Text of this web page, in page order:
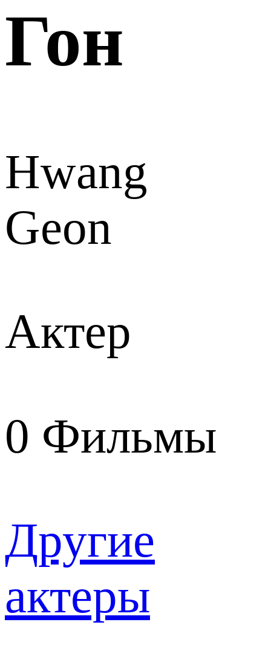
Гон
Hwang
Geon
Актер
0 Фильмы
Другие
актеры